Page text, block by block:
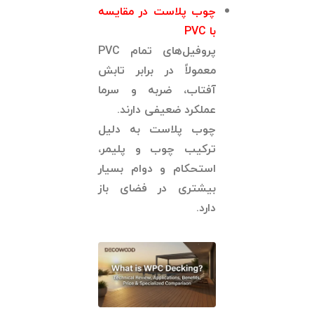
چوب پلاست در مقایسه
با
پروفیل‌های تمام PVC
معمولاً در برابر تابش
آفتاب، ضربه و سرما
عملکرد ضعیفی دارند.
چوب پلاست به دلیل
ترکیب چوب و پلیمر،
استحکام و دوام بسیار
بیشتری در فضای باز
دارد.